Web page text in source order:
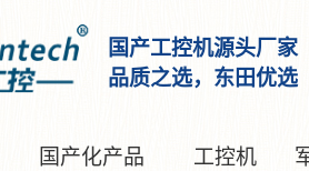
国产工控机源头厂家
品质之选，东田优选
国产化产品 工控机